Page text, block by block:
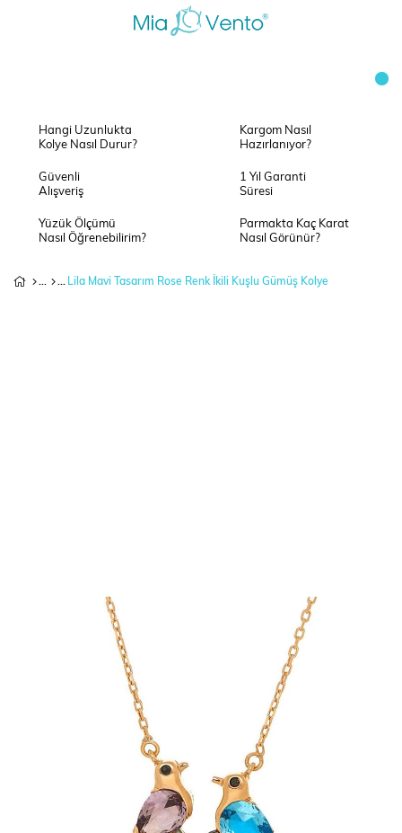
Hangi Uzunlukta
Kolye Nasıl Durur?
Kargom Nasıl
Hazırlanıyor?
Güvenli
Alışveriş
1 Yıl Garanti
Süresi
Yüzük Ölçümü
Nasıl Öğrenebilirim?
Parmakta Kaç Karat
Nasıl Görünür?
Lila Mavi Tasarım Rose Renk İkili Kuşlu Gümüş Kolye